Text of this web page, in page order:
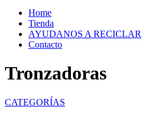
Home
Tienda
AYUDANOS A RECICLAR
Contacto
Tronzadoras
CATEGORÍAS